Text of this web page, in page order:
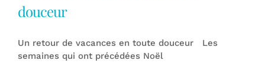
douceur
Un retour de vacances en toute douceur Les
semaines qui ont précédées Noël